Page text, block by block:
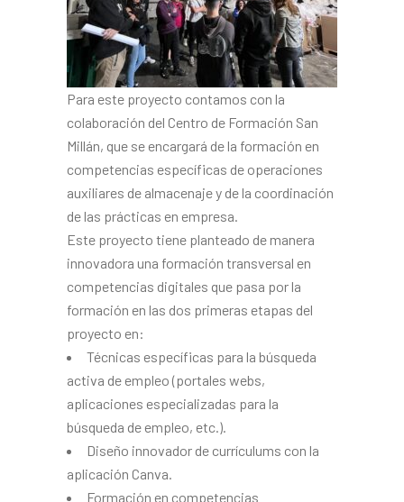
Para este proyecto contamos con la
colaboración del Centro de Formación San
Millán, que se encargará de la formación en
competencias específicas de operaciones
auxiliares de almacenaje y de la coordinación
de las prácticas en empresa.
Este proyecto tiene planteado de manera
innovadora una formación transversal en
competencias digitales que pasa por la
formación en las dos primeras etapas del
proyecto en:
Técnicas específicas para la búsqueda
activa de empleo (portales webs,
aplicaciones especializadas para la
búsqueda de empleo, etc.).
Diseño innovador de currículums con la
aplicación Canva.
Formación en competencias